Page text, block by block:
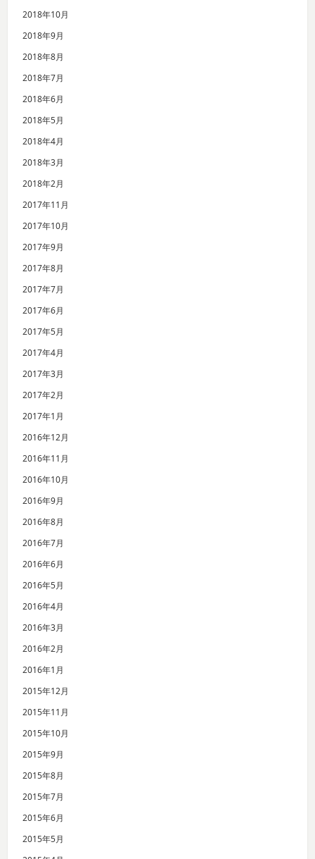
2018年10月
2018年9月
2018年8月
2018年7月
2018年6月
2018年5月
2018年4月
2018年3月
2018年2月
2017年11月
2017年10月
2017年9月
2017年8月
2017年7月
2017年6月
2017年5月
2017年4月
2017年3月
2017年2月
2017年1月
2016年12月
2016年11月
2016年10月
2016年9月
2016年8月
2016年7月
2016年6月
2016年5月
2016年4月
2016年3月
2016年2月
2016年1月
2015年12月
2015年11月
2015年10月
2015年9月
2015年8月
2015年7月
2015年6月
2015年5月